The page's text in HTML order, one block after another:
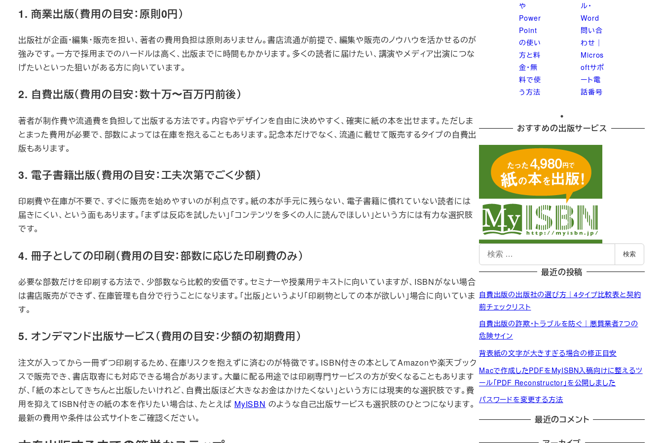
1. 商業出版（費用の目安：原則0円）
出版社が企画・編集・販売を担い、著者の費用負担は原則ありません。書店流通が前提で、編集や販売のノウハウを活かせるのが
強みです。一方で採用までのハードルは高く、出版までに時間もかかります。多くの読者に届けたい、講演やメディア出演につな
げたいといった狙いがある方に向いています。
2. 自費出版（費用の目安：数十万〜百万円前後）
著者が制作費や流通費を負担して出版する方法です。内容やデザインを自由に決めやすく、確実に紙の本を出せます。ただしま
とまった費用が必要で、部数によっては在庫を抱えることもあります。記念本だけでなく、流通に載せて販売するタイプの自費出
版もあります。
3. 電子書籍出版（費用の目安：工夫次第でごく少額）
印刷費や在庫が不要で、すぐに販売を始めやすいのが利点です。紙の本が手元に残らない、電子書籍に慣れていない読者には
届きにくい、という面もあります。「まずは反応を試したい」「コンテンツを多くの人に読んでほしい」という方には有力な選択肢
です。
4. 冊子としての印刷（費用の目安：部数に応じた印刷費のみ）
必要な部数だけを印刷する方法で、少部数なら比較的安価です。セミナーや授業用テキストに向いていますが、ISBNがない場合
は書店販売ができず、在庫管理も自分で行うことになります。「出版」というより「印刷物としての本が欲しい」場合に向いていま
す。
5. オンデマンド出版サービス（費用の目安：少額の初期費用）
注文が入ってから一冊ずつ印刷するため、在庫リスクを抱えずに済むのが特徴です。ISBN付きの本としてAmazonや楽天ブック
スで販売でき、書店取寄にも対応できる場合があります。大量に配る用途では印刷専門サービスの方が安くなることもあります
が、「紙の本としてきちんと出版したいけれど、自費出版ほど大きなお金はかけたくない」という方には現実的な選択肢です。費
用を抑えてISBN付きの紙の本を作りたい場合は、たとえば MyISBN のような自己出版サービスも選択肢のひとつになります。
最新の費用や条件は公式サイトをご確認ください。
や
Power
Point
の使い
方と料
金・無
料で使
う方法
ル・
Word
問い合
わせ｜
Micros
oftサポ
ート電
話番号
おすすめの出版サービス
検
索
検索
最近の投稿
自費出版の出版社の選び方｜4タイプ比較表と契約
前チェックリスト
自費出版の詐欺・トラブルを防ぐ｜悪質業者7つの
危険サイン
背表紙の文字が大きすぎる場合の修正目安
Macで作成したPDFをMyISBN入稿向けに整えるツ
ール「PDF Reconstructor」を公開しました
パスワードを変更する方法
最近のコメント